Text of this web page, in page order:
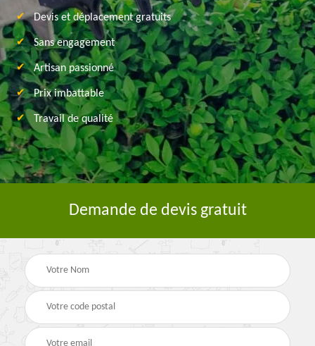
Devis et déplacement gratuits
Sans engagement
Artisan passionné
Prix imbattable
Travail de qualité
Demande de devis gratuit